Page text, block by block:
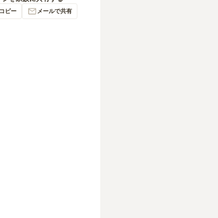
ピー メールで共有